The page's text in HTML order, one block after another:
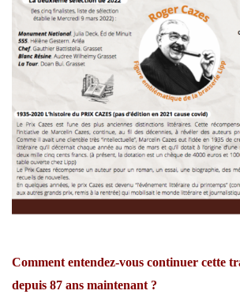
Comment entendez-vous continuer cette
depuis 87 ans maintenant ?